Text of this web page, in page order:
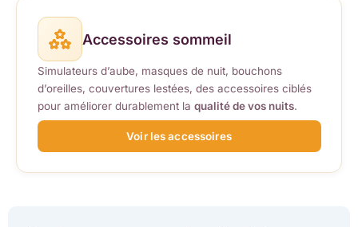
Accessoires sommeil
Simulateurs d’aube, masques de nuit, bouchons
d’oreilles, couvertures lestées, des accessoires ciblés
pour améliorer durablement la qualité de vos nuits.
Voir les accessoires